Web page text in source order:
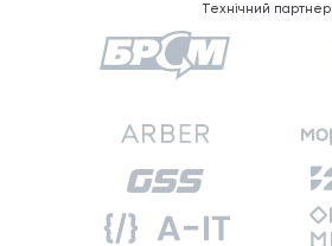
Технічний партнер